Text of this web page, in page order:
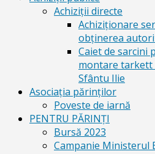
Achiziții directe
Achiziționare
obținerea
Caiet de sarcini
montare tarkett
Sfântu Ilie
Asociația părinților
Poveste de iarnă
PENTRU PĂRINȚI
Bursă 2023
Campanie Ministerul